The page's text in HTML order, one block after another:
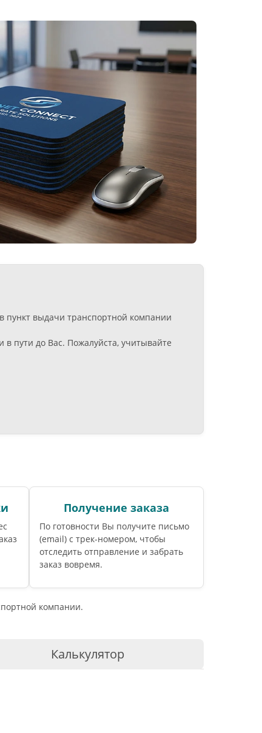
пункт выдачи транспортной компании
пути до Вас. Пожалуйста, учитывайте
Получение заказа
По готовности Вы получите письмо
(email) c трек-номером, чтобы
отследить отправление и забрать
заказ вовремя.
компании.
Калькулятор